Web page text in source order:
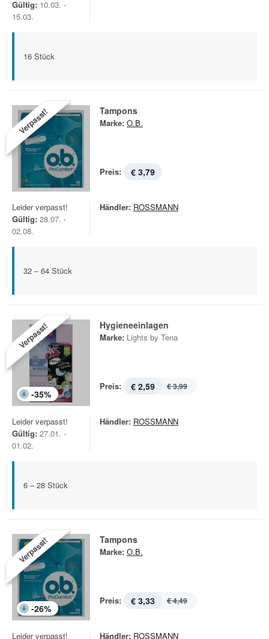
Gültig: 10.03. -
15.03.
16 Stück
Verpasst! Tampons
Marke: O.B.
Preis: € 3,79
Leider verpasst!
Gültig: 28.07. -
02.08.
Händler: ROSSMANN
32 – 64 Stück
Verpasst!
-35%
Hygieneeinlagen
Marke: Lights by Tena
Preis: € 2,59 € 3,99
Leider verpasst!
Gültig: 27.01. -
01.02.
Händler: ROSSMANN
6 – 28 Stück
Verpasst!
-26%
Tampons
Marke: O.B.
Preis: € 3,33 € 4,49
Leider verpasst!
Händler: ROSSMANN